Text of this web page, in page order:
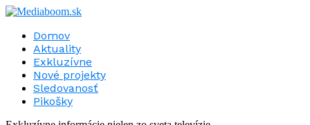
Domov
Aktuality
Exkluzívne
Nové projekty
Sledovanosť
Pikošky